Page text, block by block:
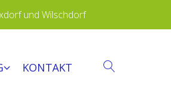
und Wilschdorf
KONTAKT